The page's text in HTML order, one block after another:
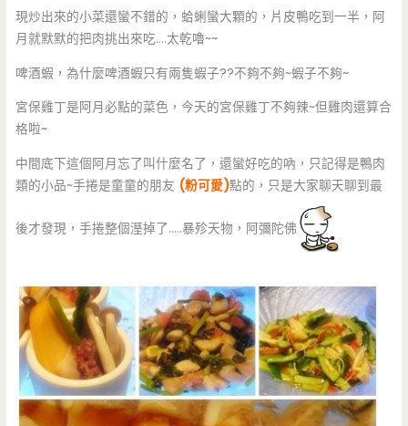
現炒出來的小菜還蠻不錯的，蛤蜊蠻大顆的，片皮鴨吃到一半，阿
月就默默的把肉挑出來吃….太乾嚕~~
啤酒蝦，為什麼啤酒蝦只有兩隻蝦子??不夠不夠~蝦子不夠~
宮保雞丁是阿月必點的菜色，今天的宮保雞丁不夠辣~但雞肉還算合
格啦~
中間底下這個阿月忘了叫什麼名了，還蠻好吃的吶，只記得是鴨肉
類的小品~手捲是童童的朋友 (粉可愛)點的，只是大家聊天聊到最
後才發現，手捲整個溼掉了…..暴殄天物，阿彌陀佛